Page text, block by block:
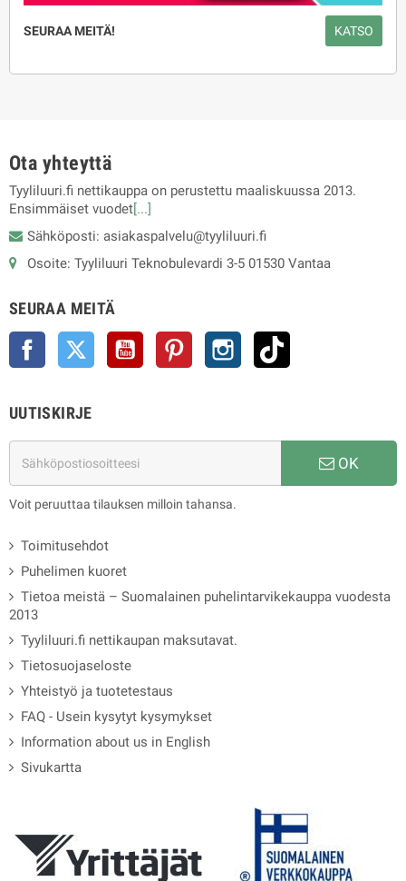
SEURAA MEITÄ! KATSO
Ota yhteyttä
Tyyliluuri.fi nettikauppa on perustettu maaliskuussa 2013.
Ensimmäiset vuodet [...]
Sähköposti: asiakaspalvelu@tyyliluuri.fi
Osoite: Tyyliluuri Teknobulevardi 3-5 01530 Vantaa
SEURAA MEITÄ
Facebook Twitter YouTube Pinterest Instagram
UUTISKIRJE
OK
Voit peruuttaa tilauksen milloin tahansa.
Toimitusehdot
Puhelimen kuoret
Tietoa meistä – Suomalainen puhelintarvikekauppa vuodesta
2013
Tyyliluuri.fi nettikaupan maksutavat.
Tietosuojaseloste
Yhteistyö ja tuotetestaus
FAQ - Usein kysytyt kysymykset
Information about us in English
Sivukartta